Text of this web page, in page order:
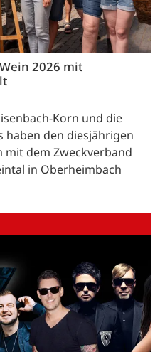
2026 mit
Korn und die
haben den diesjährigen
mit dem Zweckverband
in Oberheimbach